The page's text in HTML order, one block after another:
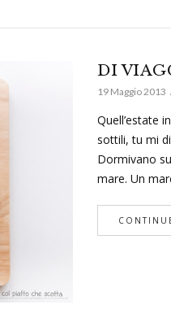
DI
19 Maggio 2013
Quell’estate
sottili, tu mi
Dormivano
mare. Un